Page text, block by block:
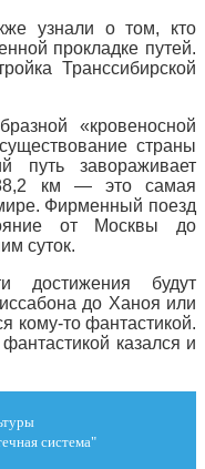
узнали о том, кто
прокладке путей.
Транссибирской
«кровеносной
страны
путь завораживает
км — это самая
Фирменный поезд
от Москвы до
суток.
достижения будут
до Ханоя или
кому-то фантастикой.
казался и
система"